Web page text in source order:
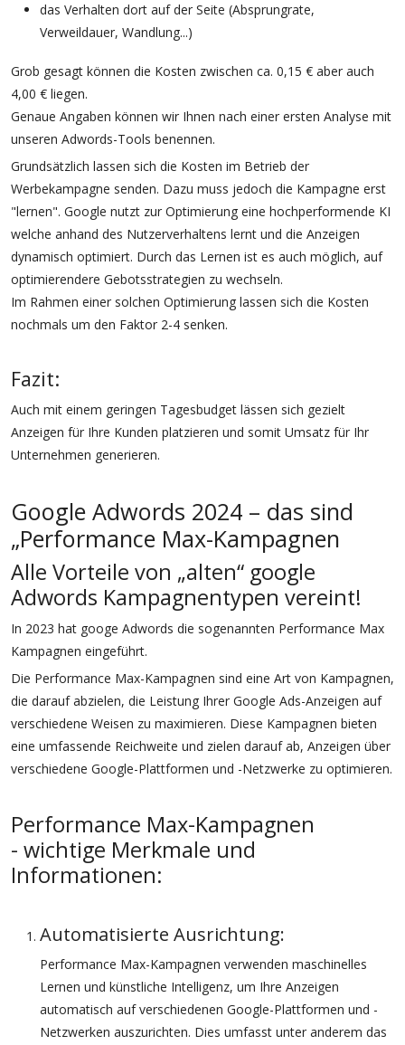
das Verhalten dort auf der Seite (Absprungrate,
Verweildauer, Wandlung...)
Grob gesagt können die Kosten zwischen ca. 0,15 € aber auch
4,00 € liegen.
Genaue Angaben können wir Ihnen nach einer ersten Analyse mit
unseren Adwords-Tools benennen.
Grundsätzlich lassen sich die Kosten im Betrieb der
Werbekampagne senden. Dazu muss jedoch die Kampagne erst
"lernen". Google nutzt zur Optimierung eine hochperformende KI
welche anhand des Nutzerverhaltens lernt und die Anzeigen
dynamisch optimiert. Durch das Lernen ist es auch möglich, auf
optimierendere Gebotsstrategien zu wechseln.
Im Rahmen einer solchen Optimierung lassen sich die Kosten
nochmals um den Faktor 2-4 senken.
Fazit:
Auch mit einem geringen Tagesbudget lässen sich gezielt
Anzeigen für Ihre Kunden platzieren und somit Umsatz für Ihr
Unternehmen generieren.
Google Adwords 2024 – das sind
„Performance Max-Kampagnen
Alle Vorteile von „alten“ google
Adwords Kampagnentypen vereint!
In 2023 hat googe Adwords die sogenannten Performance Max
Kampagnen eingeführt.
Die Performance Max-Kampagnen sind eine Art von Kampagnen,
die darauf abzielen, die Leistung Ihrer Google Ads-Anzeigen auf
verschiedene Weisen zu maximieren. Diese Kampagnen bieten
eine umfassende Reichweite und zielen darauf ab, Anzeigen über
verschiedene Google-Plattformen und -Netzwerke zu optimieren.
Performance Max-Kampagnen
- wichtige Merkmale und
Informationen:
Automatisierte Ausrichtung:
Performance Max-Kampagnen verwenden maschinelles
Lernen und künstliche Intelligenz, um Ihre Anzeigen
automatisch auf verschiedenen Google-Plattformen und -
Netzwerken auszurichten. Dies umfasst unter anderem das